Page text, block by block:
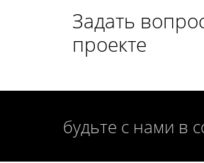
Задать
проекте
будьте с нами в